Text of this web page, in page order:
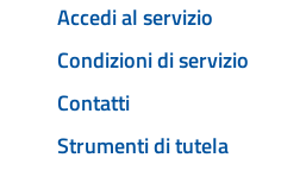
Accedi al servizio
Condizioni di servizio
Contatti
Strumenti di tutela